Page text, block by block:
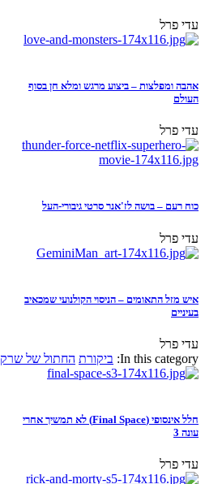
עדי פרל
אהבה ומפלצות – ביצוע מרגש ומלא חן בסוף
העולם
עדי פרל
כוח רעם – בושה לז'אנר סרטי גיבורי-העל
עדי פרל
איש מזל התאומים – הניסוי הקולנועי שמכאיב
בעיניים
עדי פרל
In this category: ביקורת החתול של שרק 2: משאלה אחת ודי
חלל אינסופי (Final Space) לא תמשיך אחרי
עונה 3
עדי פרל